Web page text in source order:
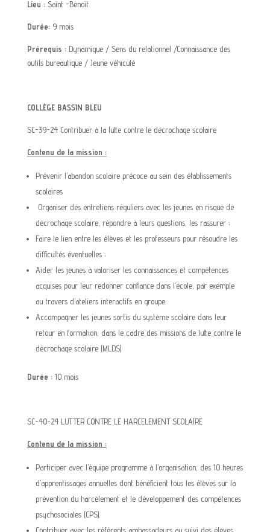
Lieu : Saint -Benoit
Durée:9 mois
Prérequis : Dynamique / Sens du relationnel /Connaissance des
outils bureautique / Jeune véhiculé
COLLÈGE BASSIN BLEU
SC-39-24 Contribuer à la lutte contre le décrochage scolaire
Contenu de la mission :
Prévenir l’abandon scolaire précoce au sein des établissements
scolaires
Organiser des entretiens réguliers avec les jeunes en risque de
décrochage scolaire, répondre à leurs questions, les rassurer ;
Faire le lien entre les élèves et les professeurs pour résoudre les
difficultés éventuelles ;
Aider les jeunes à valoriser les connaissances et compétences
acquises pour leur redonner confiance dans l’école, par exemple
au travers d’ateliers interactifs en groupe.
Accompagner les jeunes sortis du système scolaire dans leur
retour en formation, dans le cadre des missions de lutte contre le
décrochage scolaire (MLDS)
Durée : 10 mois
SC-40-24 LUTTER CONTRE LE HARCELEMENT SCOLAIRE
Contenu de la mission :
Participer avec l’équipe programme à l’organisation, des 10 heures
d’apprentissages annuelles dont bénéficient tous les élèves sur la
prévention du harcèlement et le développement des compétences
psychosociales (CPS).